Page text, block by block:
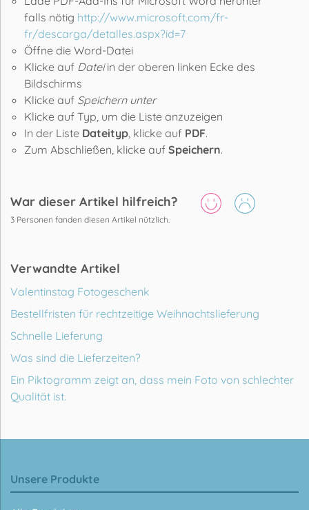
falls nötig http://www.microsoft.com/fr-
fr/descarga/detalles.aspx?id=7
Öffne die Word-Datei
Klicke auf Dateiin der oberen linken Ecke des
Bildschirms
Klicke auf Speichern unter
Klicke auf Typ, um die Liste anzuzeigen
In der Liste Dateityp, klicke auf PDF.
Zum Abschließen, klicke auf Speichern.
War dieser Artikel hilfreich?
3 Personen fanden diesen Artikel nützlich.
Verwandte Artikel
Valentinstag Fotogeschenk
Bestellfristen für rechtzeitige Weihnachtslieferung
Schnelle Lieferung
Was sind die Lieferzeiten?
Ein Piktogramm zeigt an, dass mein Foto von schlechter
Qualität ist.
Unsere Produkte